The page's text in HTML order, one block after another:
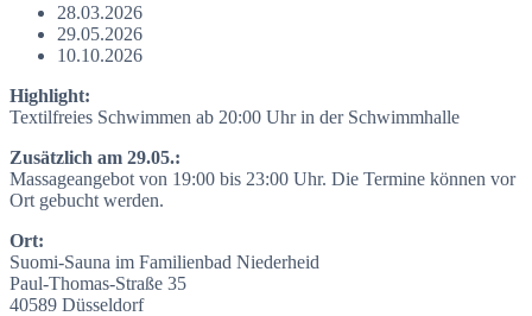
28.03.2026
29.05.2026
10.10.2026
Highlight:
Textilfreies Schwimmen ab 20:00 Uhr in der Schwimmhalle
Zusätzlich am 29.05.:
Massageangebot von 19:00 bis 23:00 Uhr. Die Termine können vor
Ort gebucht werden.
Ort:
Suomi-Sauna im Familienbad Niederheid
Paul-Thomas-Straße 35
40589 Düsseldorf